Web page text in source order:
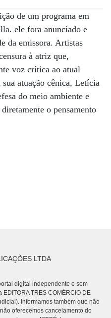
de um programa em
ele fora anunciado e
da emissora. Artistas
à atriz que,
voz crítica ao atual
atuação cênica, Letícia
do meio ambiente e
o pensamento
LTDA
digital independente e sem
TRES COMÉRCIO DE
Informamos também que não
oferecemos cancelamento do